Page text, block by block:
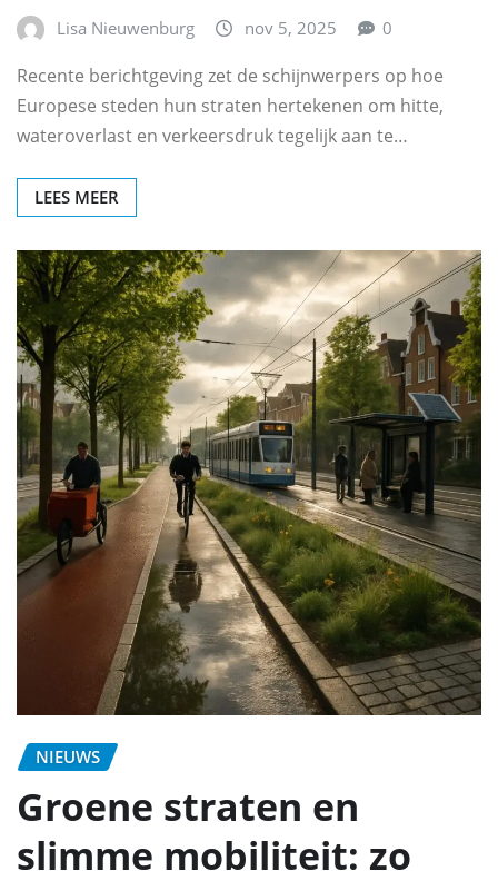
Lisa Nieuwenburg nov 5, 2025 0
Recente berichtgeving zet de schijnwerpers op hoe
Europese steden hun straten hertekenen om hitte,
wateroverlast en verkeersdruk tegelijk aan te…
LEES MEER
NIEUWS
Groene straten en
slimme mobiliteit: zo